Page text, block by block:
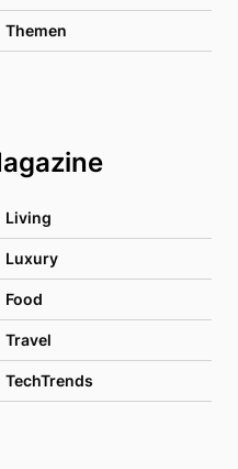
Themen
Living
Luxury
Food
Travel
TechTrends